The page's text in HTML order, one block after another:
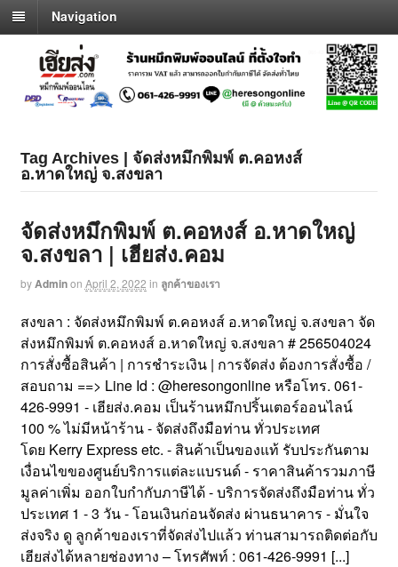
Navigation
Tag Archives | จัดส่งหมึกพิมพ์ ต.คอหงส์
อ.หาดใหญ่ จ.สงขลา
จัดส่งหมึกพิมพ์ ต.คอหงส์ อ.หาดใหญ่
จ.สงขลา | เฮียส่ง.คอม
byAdminon April 2, 2022 in ลูกค้าของเรา
สงขลา : จัดส่งหมึกพิมพ์ ต.คอหงส์ อ.หาดใหญ่ จ.สงขลา จัด
ส่งหมึกพิมพ์ ต.คอหงส์ อ.หาดใหญ่ จ.สงขลา # 256504024
การสั่งซื้อสินค้า | การชำระเงิน | การจัดส่ง ต้องการสั่งซื้อ /
สอบถาม ==> Line Id : @heresongonline หรือโทร. 061-
426-9991 - เฮียส่ง.คอม เป็นร้านหมึกปริ้นเตอร์ออนไลน์
100 % ไม่มีหน้าร้าน - จัดส่งถึงมือท่าน ทั่วประเทศ
โดย Kerry Express etc. - สินค้าเป็นของแท้ รับประกันตาม
เงื่อนไขของศูนย์บริการแต่ละแบรนด์ - ราคาสินค้ารวมภาษี
มูลค่าเพิ่ม ออกใบกำกับภาษีได้ - บริการจัดส่งถึงมือท่าน ทั่ว
ประเทศ 1 - 3 วัน - โอนเงินก่อนจัดส่ง ผ่านธนาคาร - มั่นใจ
ส่งจริง ดู ลูกค้าของเราที่จัดส่งไปแล้ว ท่านสามารถติดต่อกับ
เฮียส่งได้หลายช่องทาง – โทรศัพท์ : 061-426-9991 [...]